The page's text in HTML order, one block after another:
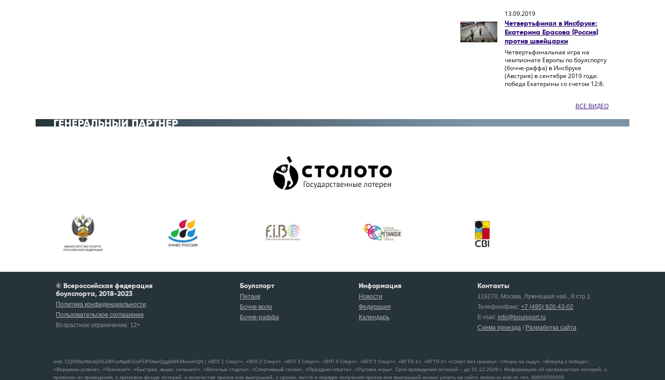
13.09.2019
Четвертьфинал в Инсбруке:
Екатерина Ерасова (Россия)
против швейцарки
Четвертьфинальная игра на
чемпионате Европы по боулспорту
(бочче-раффа) в Инсбруке
(Австрия) в сентябре 2019 года:
победа Екатерины со счетом 12:8.
ВСЕ ВИДЕО
ГЕНЕРАЛЬНЫЙ ПАРТНЁР
© Всероссийская федерация
боулспорта, 2018-2023
Политика конфиденциальности
Пользовательское соглашение
Возрастное ограничение: 12+
Боулспорт
Петанк
Бочче-воло
Бочче-раффа
Информация
Новости
Федерация
Календарь
Контакты
119270, Москва, Лужнецкая наб., 8 стр.1
Телефон/факс: +7 (495) 926-43-02
E-mail: info@boulsport.ru
Схема проезда / Разработка сайта
erid: CQH36pWzJqVGZi8PxzNykK2vzFUPDwnQggfd9KMuevinQ9 | «ВГЛ 1 Спорт», «ВГЛ 2 Спорт», «ВГЛ 3 Спорт», «ВГЛ 4 Спорт», «ВГЛ 5 Спорт», «ВГТЛ-1», «ВГТЛ-2» «Спорт без границ», «Узоры на льду», «Вперёд к победе»,
«Вершины успеха», «Поехали!», «Быстрее, выше, сильнее!», «Веселые старты», «Спортивный сезон», «Праздник спорта», «Русские игры». Срок проведения лотерей – до 31.12.2029 г. Информацию об организаторе лотерей, о
правилах их проведения, о призовом фонде лотерей, о количестве призов или выигрышей, о сроках, месте и порядке получения призов или выигрышей можно узнать на сайте stoloto.ru или по тел. 89005550055.